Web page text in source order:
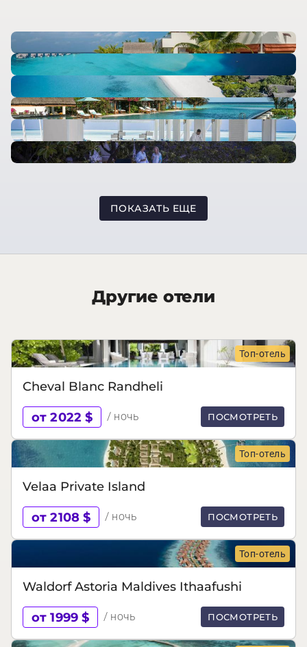
ПОКАЗАТЬ ЕЩЕ
Другие отели
Топ-отель
Cheval Blanc Randheli
от 2022 $ / ночь ПОСМОТРЕТЬ
Топ-отель
Velaa Private Island
от 2108 $ / ночь ПОСМОТРЕТЬ
Топ-отель
Waldorf Astoria Maldives Ithaafushi
от 1999 $ / ночь ПОСМОТРЕТЬ